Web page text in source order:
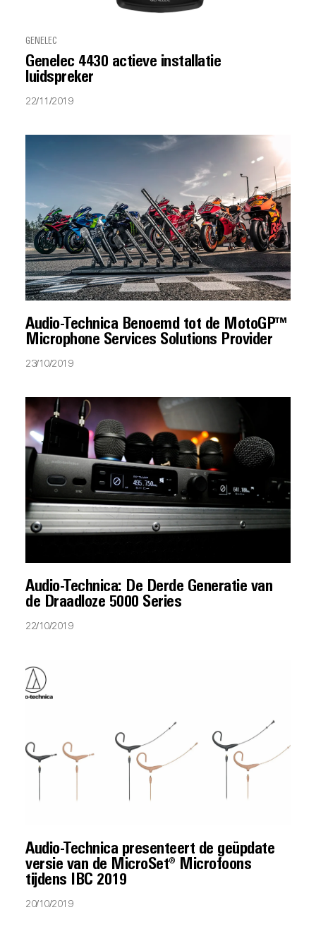
GENELEC
Genelec 4430 actieve installatie
luidspreker
22/11/2019
Audio-Technica Benoemd tot de MotoGP™
Microphone Services Solutions Provider
23/10/2019
Audio-Technica: De Derde Generatie van
de Draadloze 5000 Series
22/10/2019
Audio-Technica presenteert de geüpdate
versie van de MicroSet® Microfoons
tijdens IBC 2019
20/10/2019